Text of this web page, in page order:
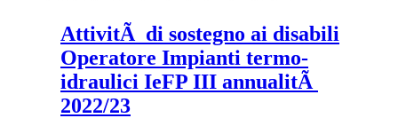
AttivitÃ di sostegno ai disabili
Operatore Impianti termo-
idraulici IeFP III annualitÃ
2022/23